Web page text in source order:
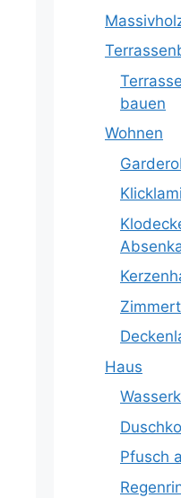
bauen
Wohnen
Haus
Pfusch